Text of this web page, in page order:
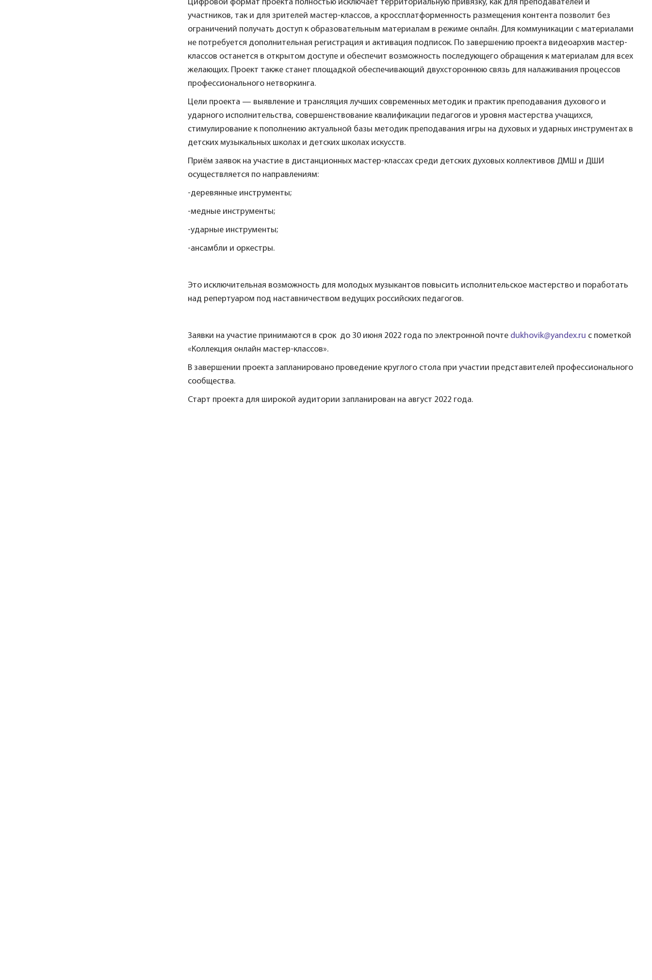
Цифровой формат проекта полностью исключает территориальную привязку, как для преподавателей и
участников, так и для зрителей мастер-классов, а кроссплатформенность размещения контента позволит без
ограничений получать доступ к образовательным материалам в режиме онлайн. Для коммуникации с материалами
не потребуется дополнительная регистрация и активация подписок. По завершению проекта видеоархив мастер-
классов останется в открытом доступе и обеспечит возможность последующего обращения к материалам для всех
желающих. Проект также станет площадкой обеспечивающий двухстороннюю связь для налаживания процессов
профессионального нетворкинга.
Цели проекта — выявление и трансляция лучших современных методик и практик преподавания духового и
ударного исполнительства, совершенствование квалификации педагогов и уровня мастерства учащихся,
стимулирование к пополнению актуальной базы методик преподавания игры на духовых и ударных инструментах в
детских музыкальных школах и детских школах искусств.
Приём заявок на участие в дистанционных мастер-классах среди детских духовых коллективов ДМШ и ДШИ
осуществляется по направлениям:
-деревянные инструменты;
-медные инструменты;
-ударные инструменты;
-ансамбли и оркестры.
Это исключительная возможность для молодых музыкантов повысить исполнительское мастерство и поработать
над репертуаром под наставничеством ведущих российских педагогов.
Заявки на участие принимаются в срок до 30 июня 2022 года по электронной почте dukhovik@yandex.ru с пометкой
«Коллекция онлайн мастер-классов».
В завершении проекта запланировано проведение круглого стола при участии представителей профессионального
сообщества.
Старт проекта для широкой аудитории запланирован на август 2022 года.